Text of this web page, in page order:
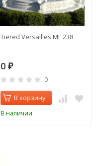
Tiered Versailles MF 238
0 ₽
0
В корзину
В наличии